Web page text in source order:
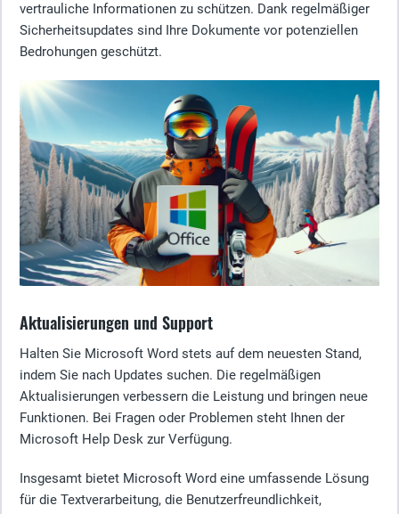
vertrauliche Informationen zu schützen. Dank regelmäßiger
Sicherheitsupdates sind Ihre Dokumente vor potenziellen
Bedrohungen geschützt.
Aktualisierungen und Support
Halten Sie Microsoft Word stets auf dem neuesten Stand,
indem Sie nach Updates suchen. Die regelmäßigen
Aktualisierungen verbessern die Leistung und bringen neue
Funktionen. Bei Fragen oder Problemen steht Ihnen der
Microsoft Help Desk zur Verfügung.
Insgesamt bietet Microsoft Word eine umfassende Lösung
für die Textverarbeitung, die Benutzerfreundlichkeit,